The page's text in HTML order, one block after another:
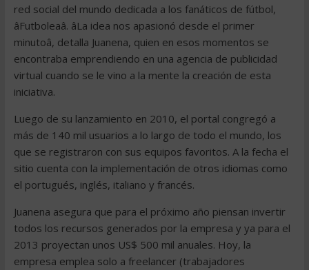
red social del mundo dedicada a los fanáticos de fútbol,
âFutboleaâ. âLa idea nos apasionó desde el primer
minutoâ, detalla Juanena, quien en esos momentos se
encontraba emprendiendo en una agencia de publicidad
virtual cuando se le vino a la mente la creación de esta
iniciativa.
Luego de su lanzamiento en 2010, el portal congregó a
más de 140 mil usuarios a lo largo de todo el mundo, los
que se registraron con sus equipos favoritos. A la fecha el
sitio cuenta con la implementación de otros idiomas como
el portugués, inglés, italiano y francés.
Juanena asegura que para el próximo año piensan invertir
todos los recursos generados por la empresa y ya para el
2013 proyectan unos US$ 500 mil anuales. Hoy, la
empresa emplea solo a freelancer (trabajadores